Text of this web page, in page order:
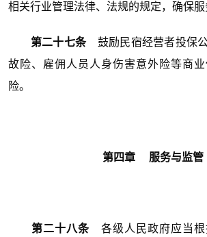
相关行业管理法律、法规的规定，确保服
第二十七条鼓励民宿经营者投保
故险、雇佣人员人身伤害意外险等商
险。
第四章 服务与监管
第二十八条 各级人民政府应当根